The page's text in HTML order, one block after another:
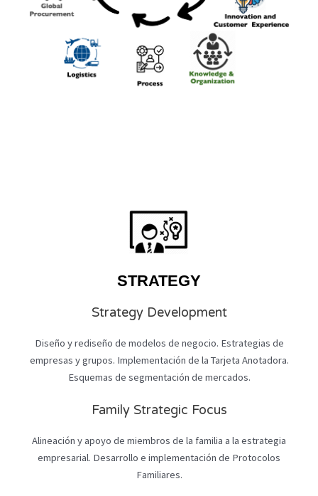
STRATEGY
Strategy Development
Diseño y rediseño de modelos de negocio. Estrategias de
empresas y grupos. Implementación de la Tarjeta Anotadora.
Esquemas de segmentación de mercados.
Family Strategic Focus
Alineación y apoyo de miembros de la familia a la estrategia
empresarial. Desarrollo e implementación de Protocolos
Familiares.